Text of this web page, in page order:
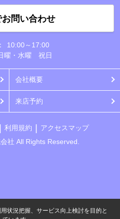
お問い合わせ
10:00～17:00
曜・水曜 祝日
会社概要
来店予約
利用規約
アクセスマップ
社 All Rights Reserved.
状況把握、サービス向上検討を目的と